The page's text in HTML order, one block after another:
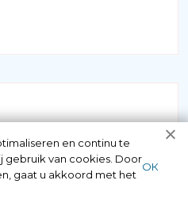
AUTO
en continu te
gebruik van cookies. Door
gaat u akkoord met het
ОК